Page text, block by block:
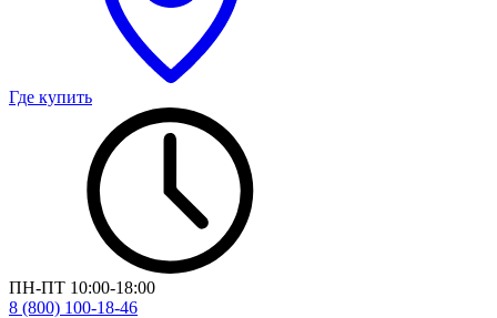
Где купить
ПН-ПТ 10:00-18:00
8 (800) 100-18-46